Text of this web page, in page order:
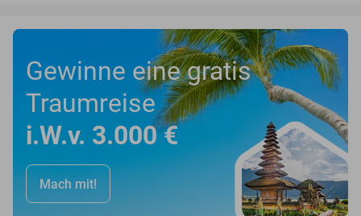
Gewinne eine gratis
Traumreise
i.W.v. 3.000 €
Mach mit!